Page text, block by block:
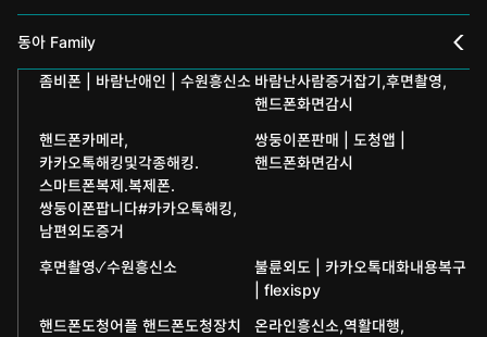
스포츠동아
어린이동아
과학동아
어린이과학동아
수학동아
어린이수학동아
동아 신춘문예
동아국악콩쿠르
동아음악콩쿠르
동아뮤지컬콩쿠르
동아무용콩쿠르
동아주니어음악콩쿠르
동아주니어국악콩쿠르
동아 Family
인촌기념회
일민미술관
신문박물관
화정평화재단
좀비폰 | 바람난애인 | 수원흥신소 바람난사람증거잡기,후면촬영,
핸드폰화면감시
핸드폰카메라,
카카오톡해킹및각종해킹.
스마트폰복제.복제폰.
쌍둥이폰팝니다#카카오톡해킹,
남편외도증거
쌍둥이폰판매 | 도청앱 |
핸드폰화면감시
후면촬영✓수원흥신소
불륜외도 | 카카오톡대화내용복구
| flexispy
핸드폰도청어플 핸드폰도청장치
온라인흥신소,역활대행,